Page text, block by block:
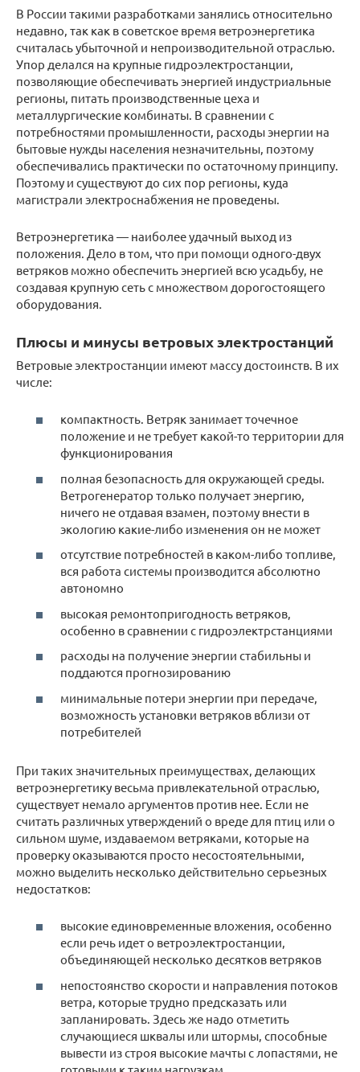
В России такими разработками занялись относительно
недавно, так как в советское время ветроэнергетика
считалась убыточной и непроизводительной отраслью.
Упор делался на крупные гидроэлектростанции,
позволяющие обеспечивать энергией индустриальные
регионы, питать производственные цеха и
металлургические комбинаты. В сравнении с
потребностями промышленности, расходы энергии на
бытовые нужды населения незначительны, поэтому
обеспечивались практически по остаточному принципу.
Поэтому и существуют до сих пор регионы, куда
магистрали электроснабжения не проведены.
Ветроэнергетика — наиболее удачный выход из
положения. Дело в том, что при помощи одного-двух
ветряков можно обеспечить энергией всю усадьбу, не
создавая крупную сеть с множеством дорогостоящего
оборудования.
Плюсы и минусы ветровых электростанций
Ветровые электростанции имеют массу достоинств. В их
числе:
компактность. Ветряк занимает точечное
положение и не требует какой-то территории для
функционирования
полная безопасность для окружающей среды.
Ветрогенератор только получает энергию,
ничего не отдавая взамен, поэтому внести в
экологию какие-либо изменения он не может
отсутствие потребностей в каком-либо топливе,
вся работа системы производится абсолютно
автономно
высокая ремонтопригодность ветряков,
особенно в сравнении с гидроэлектрстанциями
расходы на получение энергии стабильны и
поддаются прогнозированию
минимальные потери энергии при передаче,
возможность установки ветряков вблизи от
потребителей
При таких значительных преимуществах, делающих
ветроэнергетику весьма привлекательной отраслью,
существует немало аргументов против нее. Если не
считать различных утверждений о вреде для птиц или о
сильном шуме, издаваемом ветряками, которые на
проверку оказываются просто несостоятельными,
можно выделить несколько действительно серьезных
недостатков:
высокие единовременные вложения, особенно
если речь идет о ветроэлектростанции,
объединяющей несколько десятков ветряков
непостоянство скорости и направления потоков
ветра, которые трудно предсказать или
запланировать. Здесь же надо отметить
случающиеся шквалы или штормы, способные
вывести из строя высокие мачты с лопастями, не